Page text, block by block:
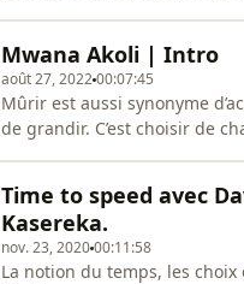
récoltes de sa terre. Il prend
à leur égard, jusqu’à ce que
les pluies de l’automne et du
printemps.
Mwana Akoli | Intro
août 27, 202200:07:45
Mûrir est aussi synonyme
de grandir. C’est choisir de
on obtient la paix par la
il est temps de gagner dans
batailles intérieures.
Time to speed avec
Kasereka.
nov. 23, 202000:11:58
La notion du temps, les choix